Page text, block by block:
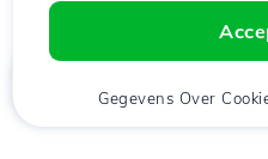
Gegevens Over
Cliënt